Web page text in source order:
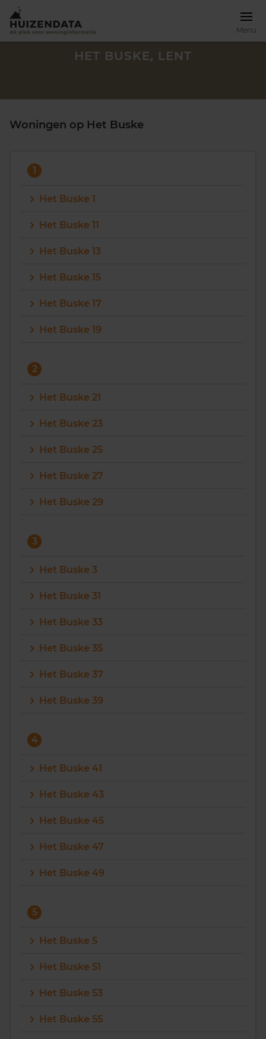
Menu
Maandag t/m vrijdag - 08:00 -18:00
HET BUSKE, LENT
Woningen op Het Buske
1
Het Buske 1
Het Buske 11
Het Buske 13
Het Buske 15
Het Buske 17
Het Buske 19
2
Het Buske 21
Het Buske 23
Het Buske 25
Het Buske 27
Het Buske 29
3
Het Buske 3
Het Buske 31
Het Buske 33
Het Buske 35
Het Buske 37
Het Buske 39
4
Het Buske 41
Het Buske 43
Het Buske 45
Het Buske 47
Het Buske 49
5
Het Buske 5
Het Buske 51
Het Buske 53
Het Buske 55